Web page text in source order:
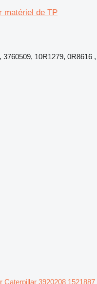
matériel de TP
3760509, 10R1279, 0R8616 ,
Caterpillar 3920208 1521887